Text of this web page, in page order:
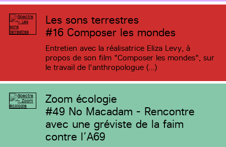
Les sons terrestres
#16 Composer les mondes
Entretien avec la réalisatrice Eliza Levy, à
propos de son film "Composer les mondes", sur
le travail de l'anthropologue (…)
Zoom écologie
#49 No Macadam - Rencontre
avec une gréviste de la faim
contre l’A69